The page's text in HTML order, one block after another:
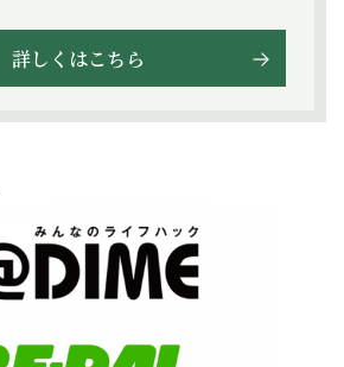
詳しくはこちら